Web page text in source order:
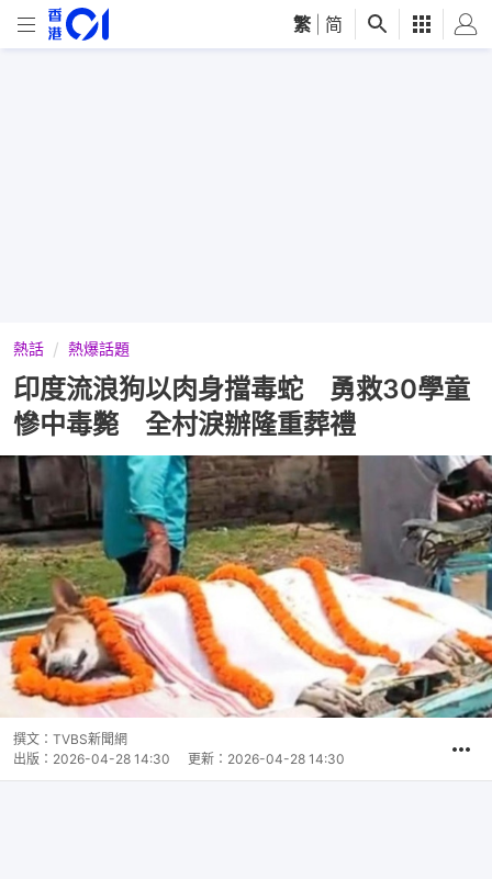
繁 简
熱話 熱爆話題
印度流浪狗以肉身擋毒蛇 勇救30學童
慘中毒斃 全村淚辦隆重葬禮
撰文： TVBS新聞網
出版： 2026-04-28 14:30 更新： 2026-04-28 14:30